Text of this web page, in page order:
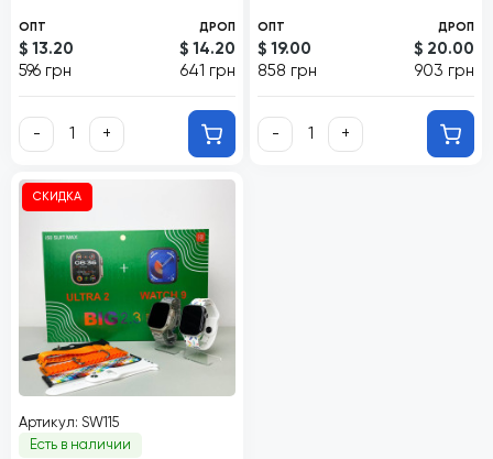
ОПТ
$ 13.20
596 грн
ДРОП
$ 14.20
641 грн
- +
ОПТ
$ 19.00
858 грн
ДРОП
$ 20.00
903 грн
- +
СКИДКА
Артикул: SW115
Есть в наличии